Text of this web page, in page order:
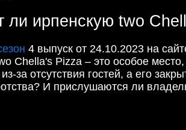
ирпенскую two
4 выпуск от 24.10.2023 на
Chella's Pizza – это особое
за отсутствия гостей, а его
И прислушаются ли